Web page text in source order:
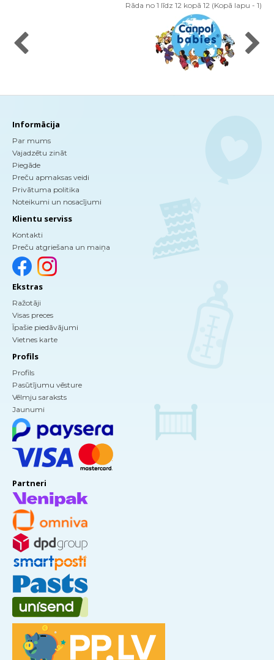
Rāda no 1 līdz 12 kopā 12 (Kopā lapu - 1)
Informācija
Par mums
Vajadzētu zināt
Piegāde
Preču apmaksas veidi
Privātuma politika
Noteikumi un nosacījumi
Klientu serviss
Kontakti
Preču atgriešana un maiņa
Ekstras
Ražotāji
Visas preces
Īpašie piedāvājumi
Vietnes karte
Profils
Profils
Pasūtījumu vēsture
Vēlmju saraksts
Jaunumi
Partneri